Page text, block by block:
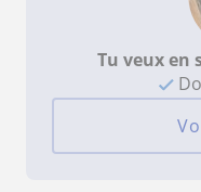
Tu veux en